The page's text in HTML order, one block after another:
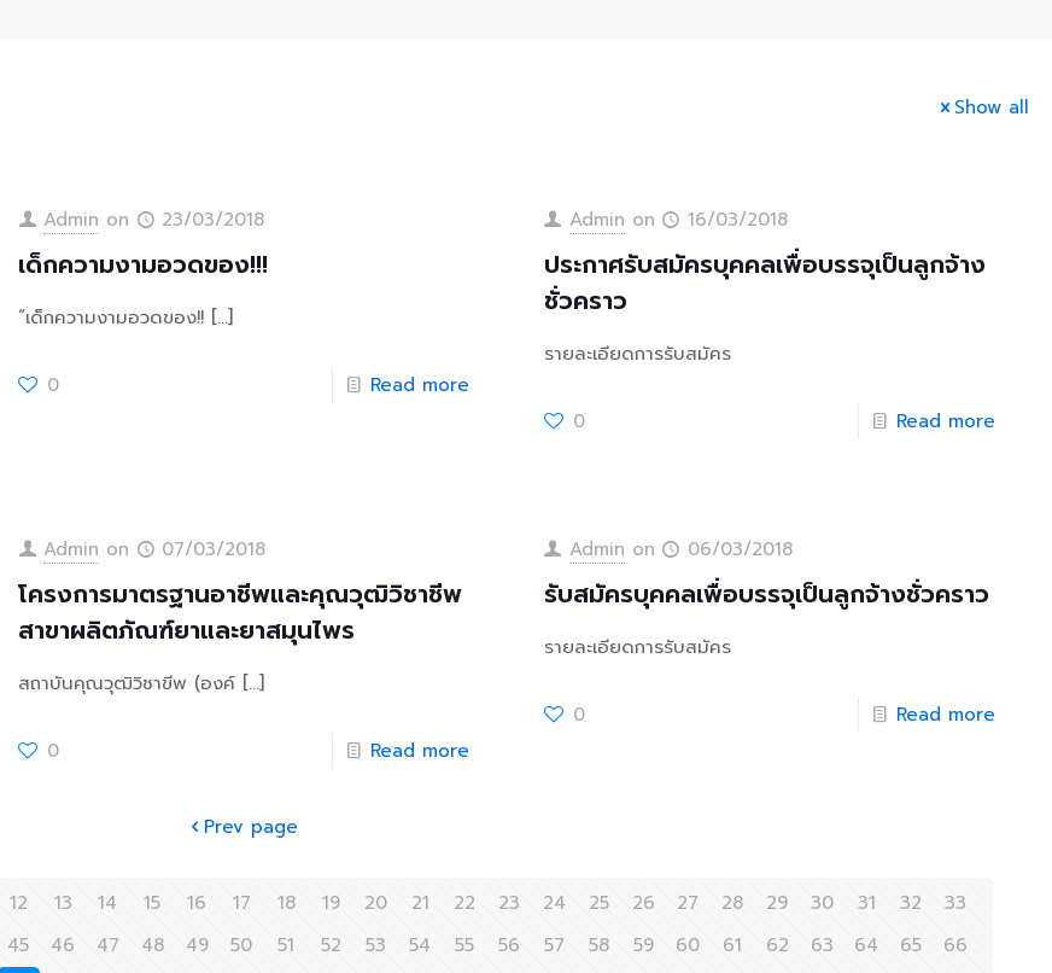
Show all
Admin on 23/03/2018
เด็กความงามอวดของ!!!
“เด็กความงามอวดของ!! […]
0 Read more
Admin on 16/03/2018
ประกาศรับสมัครบุคคลเพื่อบรรจุเป็นลูกจ้าง
ชั่วคราว
รายละเอียดการรับสมัคร
0 Read more
Admin on 07/03/2018
โครงการมาตรฐานอาชีพและคุณวุฒิวิชาชีพ
สาขาผลิตภัณฑ์ยาและยาสมุนไพร
สถาบันคุณวุฒิวิชาขีพ (องค์ […]
0 Read more
Admin on 06/03/2018
รับสมัครบุคคลเพื่อบรรจุเป็นลูกจ้างชั่วคราว
รายละเอียดการรับสมัคร
0 Read more
Prev page
12 13 14 15 16 17 18 19 20 21 22 23 24 25 26 27 28 29 30 31 32
33
45 46 47 48 49 50 51 52 53 54 55 56 57 58 59 60 61 62 63 64 65
66